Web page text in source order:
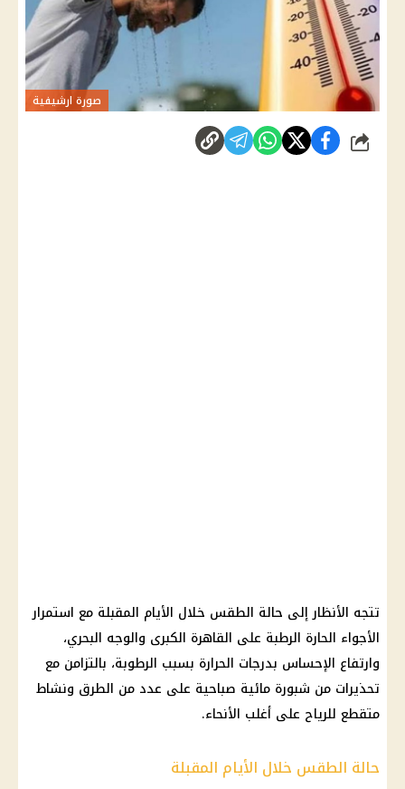
صورة ارشيفية
شارك
تتجه الأنظار إلى حالة الطقس خلال الأيام المقبلة مع استمرار
الأجواء الحارة الرطبة على القاهرة الكبرى والوجه البحري،
وارتفاع الإحساس بدرجات الحرارة بسبب الرطوبة، بالتزامن مع
تحذيرات من شبورة مائية صباحية على عدد من الطرق ونشاط
متقطع للرياح على أغلب الأنحاء.
حالة الطقس خلال الأيام المقبلة